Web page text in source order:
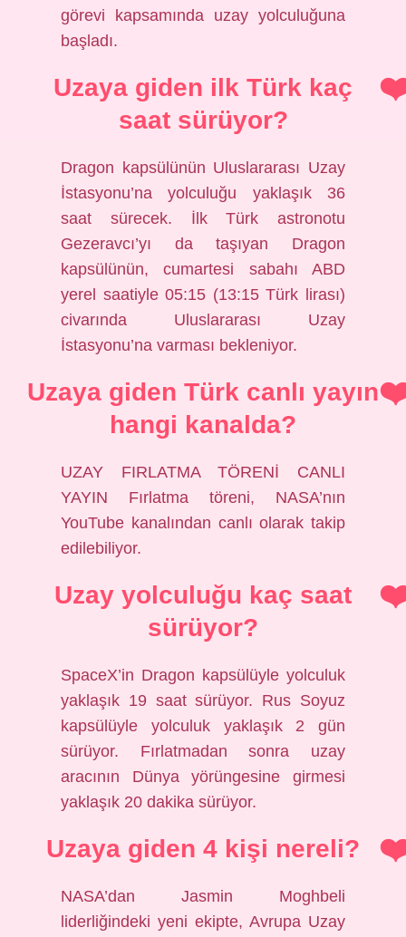
görevi kapsamında uzay yolculuğuna
başladı.
Uzaya giden ilk Türk kaç
saat sürüyor?
Dragon kapsülünün Uluslararası Uzay
İstasyonu’na yolculuğu yaklaşık 36
saat sürecek. İlk Türk astronotu
Gezeravcı’yı da taşıyan Dragon
kapsülünün, cumartesi sabahı ABD
yerel saatiyle 05:15 (13:15 Türk lirası)
civarında Uluslararası Uzay
İstasyonu’na varması bekleniyor.
Uzaya giden Türk canlı yayın
hangi kanalda?
UZAY FIRLATMA TÖRENİ CANLI
YAYIN Fırlatma töreni, NASA’nın
YouTube kanalından canlı olarak takip
edilebiliyor.
Uzay yolculuğu kaç saat
sürüyor?
SpaceX’in Dragon kapsülüyle yolculuk
yaklaşık 19 saat sürüyor. Rus Soyuz
kapsülüyle yolculuk yaklaşık 2 gün
sürüyor. Fırlatmadan sonra uzay
aracının Dünya yörüngesine girmesi
yaklaşık 20 dakika sürüyor.
Uzaya giden 4 kişi nereli?
NASA’dan Jasmin Moghbeli
liderliğindeki yeni ekipte, Avrupa Uzay